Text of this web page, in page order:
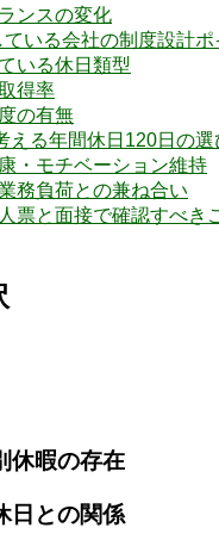
ンスの変化
いる会社の制度設計ポ
いる休日類型
得率
の有無
える年間休日120日の
・モチベーション維持
務負荷との兼ね合い
票と面接で確認すべき
休暇の存在
日との関係